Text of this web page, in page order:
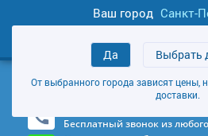
Ваш город Санкт-
Да Выбрать
От выбранного города зависят цены,
доставки.
товаров
+7 (921) 949 89 89
Магазин и склад в Санкт-
Бесплатный звонок из